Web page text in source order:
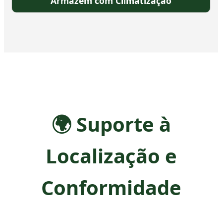
🌍 Suporte à
Localização e
Conformidade